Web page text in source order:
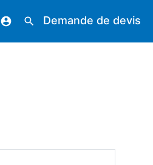
account_circle search Demande de devis